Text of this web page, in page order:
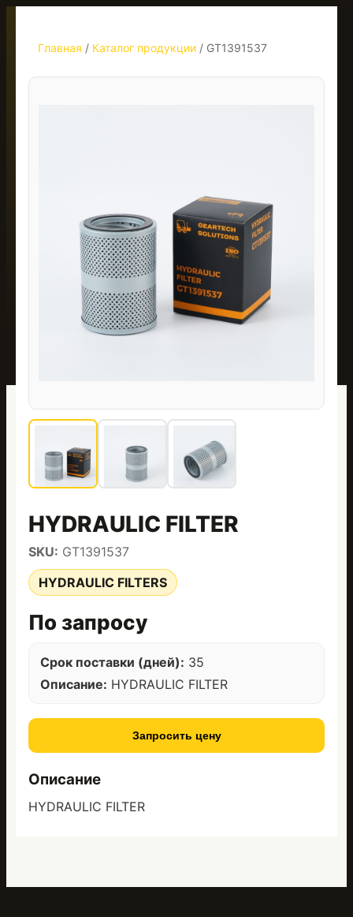
Главная / Каталог продукции / GT1391537
HYDRAULIC FILTER
SKU: GT1391537
HYDRAULIC FILTERS
По запросу
Срок поставки (дней): 35
Описание: HYDRAULIC FILTER
Запросить цену
Описание
HYDRAULIC FILTER